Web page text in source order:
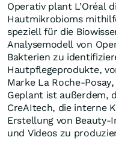
Operativ plant L’Oréal
Hautmikrobioms
speziell für die
Analysemodell von
Bakterien zu
Hautpflegeprodukte,
Marke La Roche-
Geplant ist außerdem,
CreAItech, die interne
Erstellung von Beauty-
und Videos zu